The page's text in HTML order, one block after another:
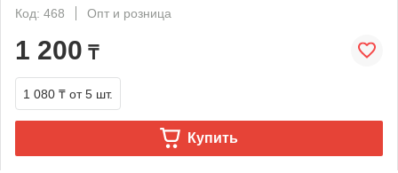
Код: 468
Опт и розница
1 200 ₸
1 080 ₸ от 5 шт.
Купить